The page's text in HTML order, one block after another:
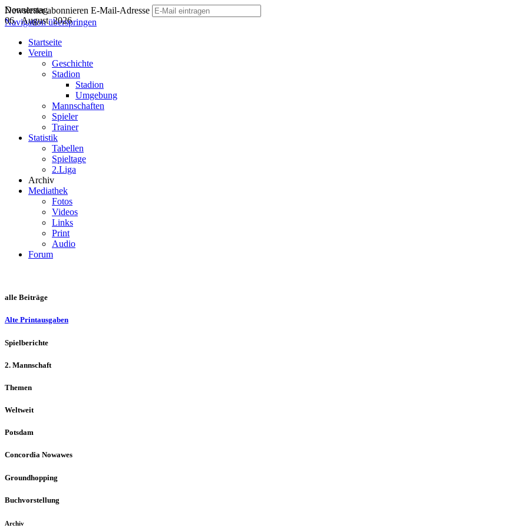
Donnerstag
06. August 2026
Newsletter abonnieren E-Mail-Adresse
Navigation überspringen
Startseite
Verein
Geschichte
Stadion
Stadion
Umgebung
Mannschaften
Spieler
Trainer
Statistik
Tabellen
Spieltage
2.Liga
Archiv
Mediathek
Fotos
Videos
Links
Print
Audio
Forum
alle Beiträge
Alte Printausgaben
Spielberichte
2. Mannschaft
Themen
Weltweit
Potsdam
Concordia Nowawes
Groundhopping
Buchvorstellung
Archiv